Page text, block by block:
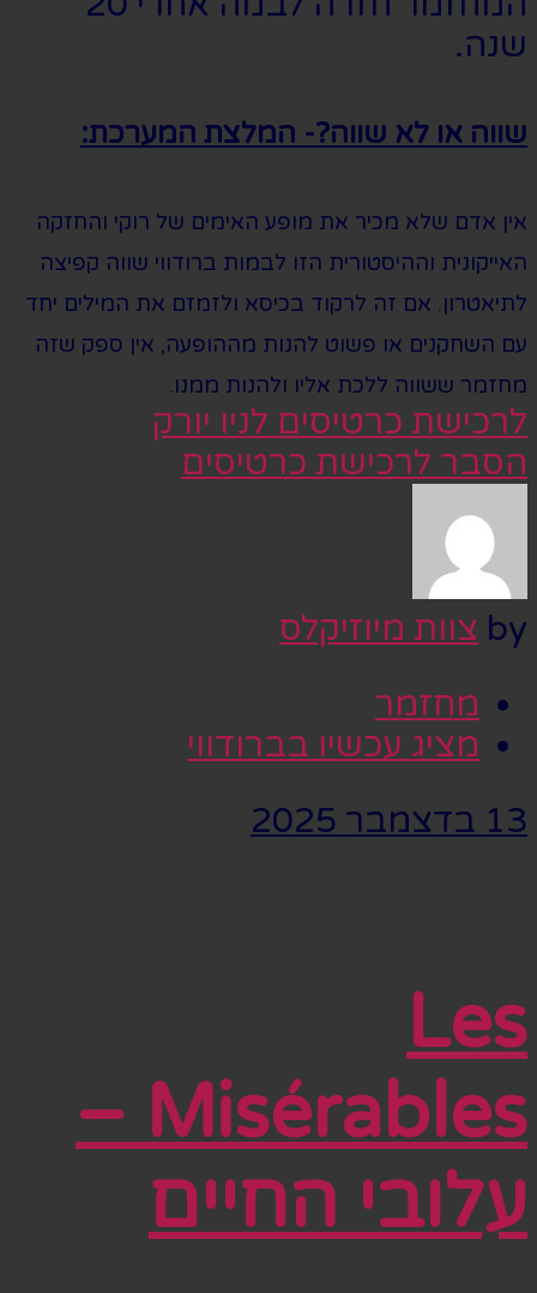
שנה.
שווה או לא שווה?- המלצת המערכת:
אין אדם שלא מכיר את מופע האימים של רוקי והחזקה
האייקונית וההיסטורית הזו לבמות ברודווי שווה קפיצה
לתיאטרון. אם זה לרקוד בכיסא ולזמזם את המילים יחד
עם השחקנים או פשוט להנות מההופעה, אין ספק שזה
מחזמר ששווה ללכת אליו ולהנות ממנו.
לרכישת כרטיסים לניו יורק
הסבר לרכישת כרטיסים
by צוות מיוזיקלס
מחזמר
מציג עכשיו בברודווי
13 בדצמבר 2025
Les
Misérables –
עלובי החיים